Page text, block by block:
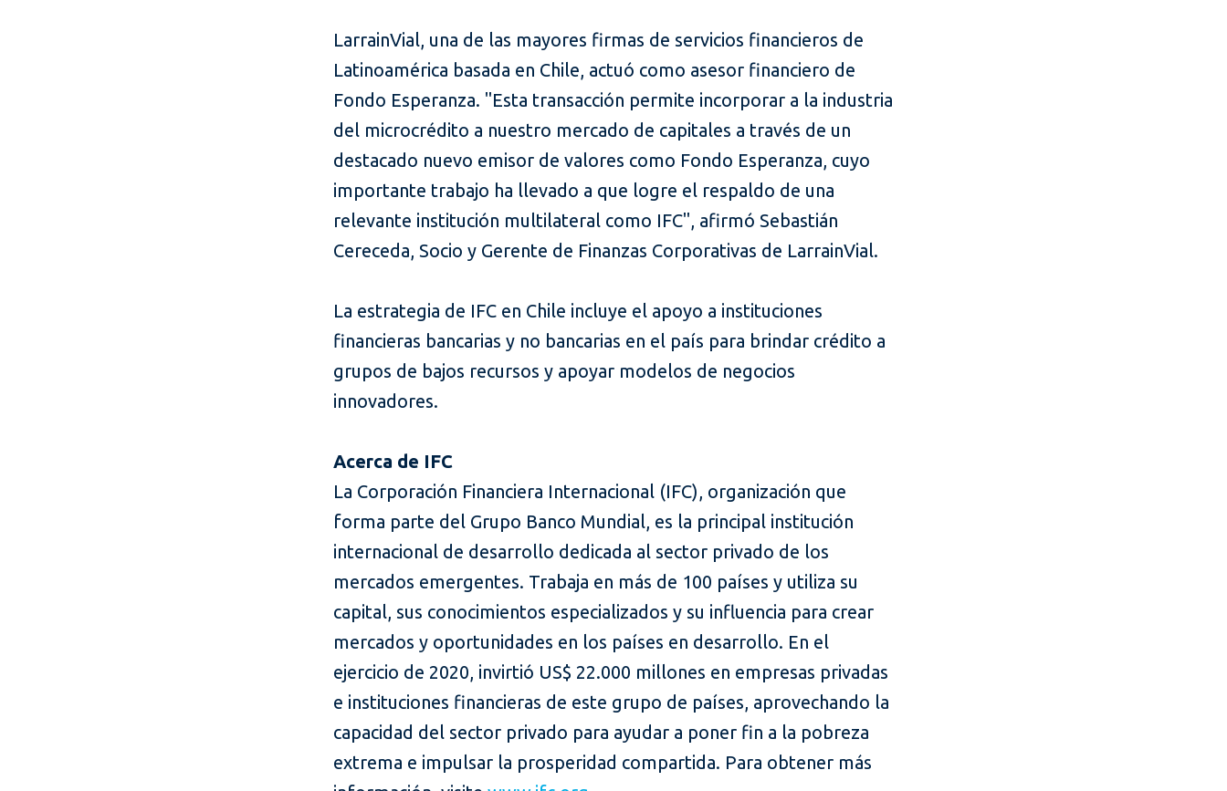
LarrainVial, una de las mayores firmas de servicios financieros de
Latinoamérica basada en Chile, actuó como asesor financiero de
Fondo Esperanza. "Esta transacción permite incorporar a la industria
del microcrédito a nuestro mercado de capitales a través de un
destacado nuevo emisor de valores como Fondo Esperanza, cuyo
importante trabajo ha llevado a que logre el respaldo de una
relevante institución multilateral como IFC", afirmó Sebastián
Cereceda, Socio y Gerente de Finanzas Corporativas de LarrainVial.
La estrategia de IFC en Chile incluye el apoyo a instituciones
financieras bancarias y no bancarias en el país para brindar crédito a
grupos de bajos recursos y apoyar modelos de negocios
innovadores.
Acerca de IFC
La Corporación Financiera Internacional (IFC), organización que
forma parte del Grupo Banco Mundial, es la principal institución
internacional de desarrollo dedicada al sector privado de los
mercados emergentes. Trabaja en más de 100 países y utiliza su
capital, sus conocimientos especializados y su influencia para crear
mercados y oportunidades en los países en desarrollo. En el
ejercicio de 2020, invirtió US$ 22.000 millones en empresas privadas
e instituciones financieras de este grupo de países, aprovechando la
capacidad del sector privado para ayudar a poner fin a la pobreza
extrema e impulsar la prosperidad compartida. Para obtener más